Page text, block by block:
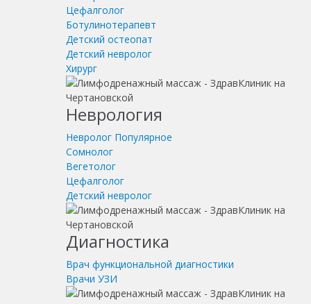
Цефалголог
Ботулинотерапевт
Детский остеопат
Детский невролог
Хирург
Неврология
Невролог Популярное
Сомнолог
Вегетолог
Цефалголог
Детский невролог
Диагностика
Врач функциональной диагностики
Врачи УЗИ